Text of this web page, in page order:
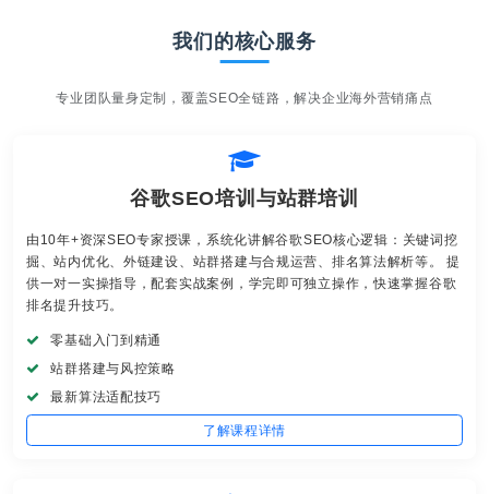
我们的核心服务
专业团队量身定制，覆盖SEO全链路，解决企业海外营销痛点
谷歌SEO培训与站群培训
由10年+资深SEO专家授课，系统化讲解谷歌SEO核心逻辑：关键词挖
掘、站内优化、外链建设、站群搭建与合规运营、排名算法解析等。 提
供一对一实操指导，配套实战案例，学完即可独立操作，快速掌握谷歌
排名提升技巧。
零基础入门到精通
站群搭建与风控策略
最新算法适配技巧
了解课程详情